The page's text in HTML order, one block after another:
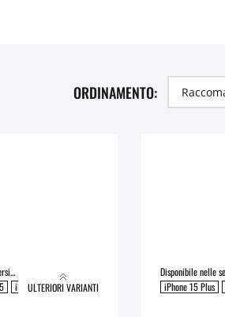
ORDINAMENTO:
Disponibile nelle seguenti versioni:
iPhone 15 Pro Max iPhone 15 Pro
ULTERIORI VARIANTI
iPhone 15 Plus